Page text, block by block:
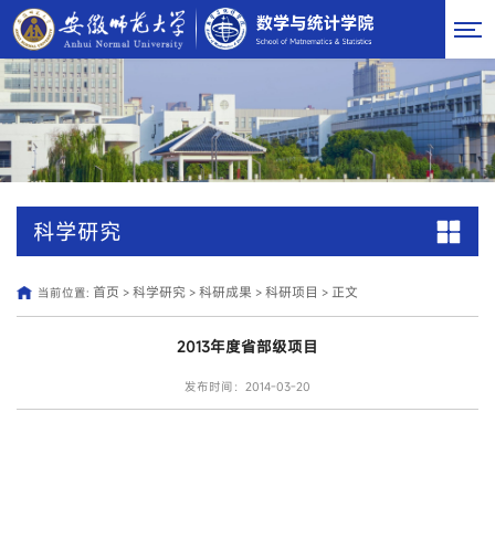
科学研究
当前位置: 首页 > 科学研究> 科研成果 > 科研项目 > 正文
2013年度省部级项目
发布时间：2014-03-20